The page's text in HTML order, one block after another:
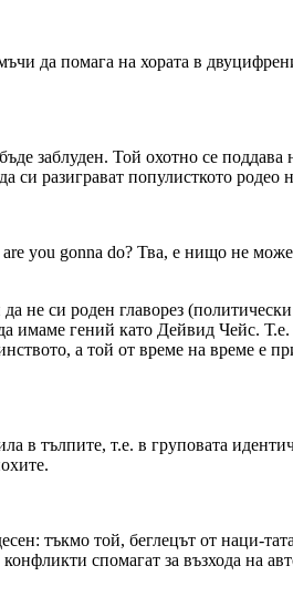
да помага на хората в
заблуден. Той охотно се
си разиграват популисткото родео
you gonna do? Тва, е нищо не
си роден главорез
имаме гений като Дейвид Чейс. Т.е.
а той от време на време е
тълпите, т.е. в груповата
тъкмо той, беглецът от наци-тата,
спомагат за възхода на